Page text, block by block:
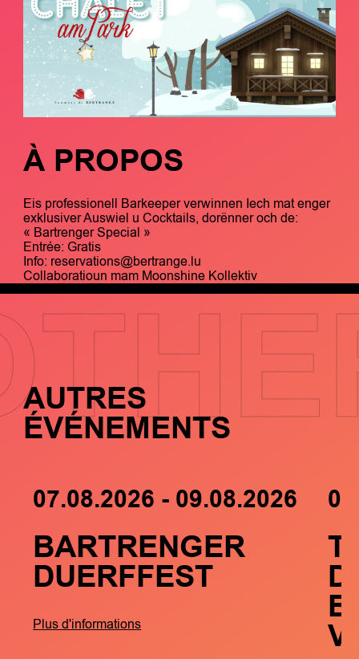
À PROPOS
Eis professionell Barkeeper verwinnen Iech mat enger
exklusiver Auswiel u Cocktails, dorënner och de:
« Bartrenger Special »
Entrée: Gratis
Info: reservations@bertrange.lu
Collaboratioun mam Moonshine Kollektiv
AUTRES
ÉVÉNEMENTS
07.08.2026 - 09.08.2026
BARTRENGER
DUERFFEST
Plus d'informations